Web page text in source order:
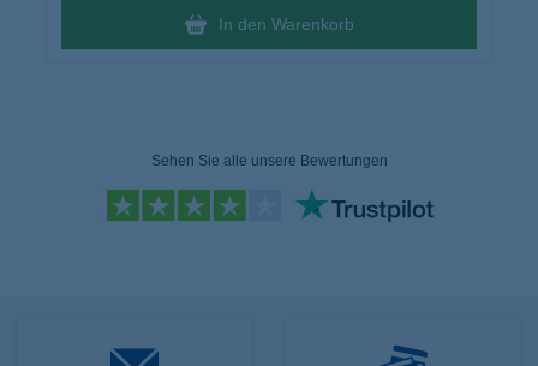
In den Warenkorb
Sehen Sie alle unsere Bewertungen